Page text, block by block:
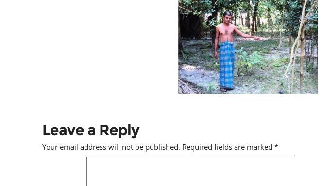
Leave a Reply
Your email address will not be published. Required fields are marked *